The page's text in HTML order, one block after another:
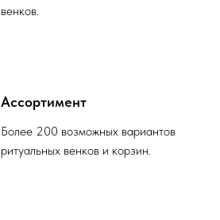
венков.
Ассортимент
Более 200 возможных вариантов
ритуальных венков и корзин.